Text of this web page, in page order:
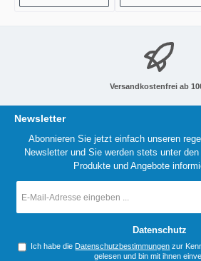
Versandkostenfrei ab
Newsletter
Abonnieren Sie jetzt einfach unseren
Newsletter und Sie werden stets unter
Produkte und Angebote
Mail-
Adresse
Datenschutz
Ich habe die Datenschutzbestimmungen zur
gelesen und bin mit ihnen